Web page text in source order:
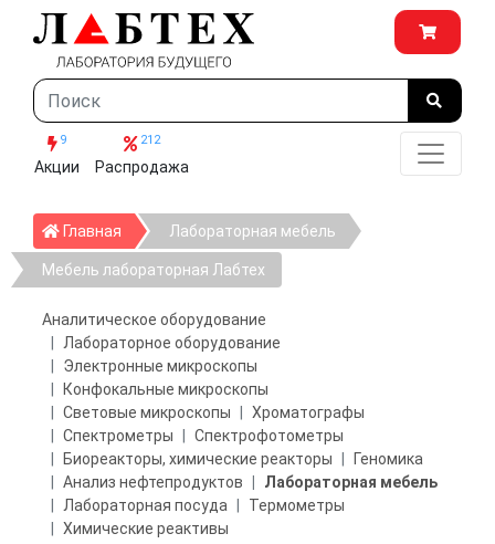
9
Акции
212
Распродажа
Главная ГлавнаяЛабораторная мебель
Мебель лабораторная Лабтех
Аналитическое оборудование
Лабораторное оборудование
Электронные микроскопы
Конфокальные микроскопы
Световые микроскопы
Хроматографы
Спектрометры
Спектрофотометры
Биореакторы, химические реакторы
Геномика
Анализ нефтепродуктов
Лабораторная мебель
Лабораторная посуда
Термометры
Химические реактивы